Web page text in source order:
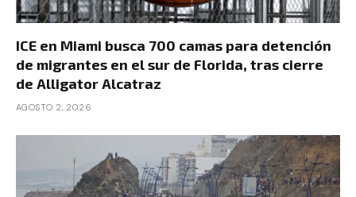
ICE en Miami busca 700 camas para detención
de migrantes en el sur de Florida, tras cierre
de Alligator Alcatraz
AGOSTO 2, 2026